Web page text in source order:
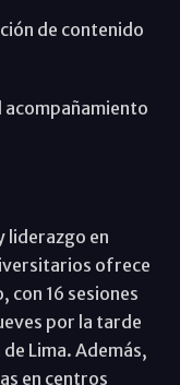
de contenido
acompañamiento
liderazgo en
ofrece
16 sesiones
por la tarde
Lima. Además,
en centros